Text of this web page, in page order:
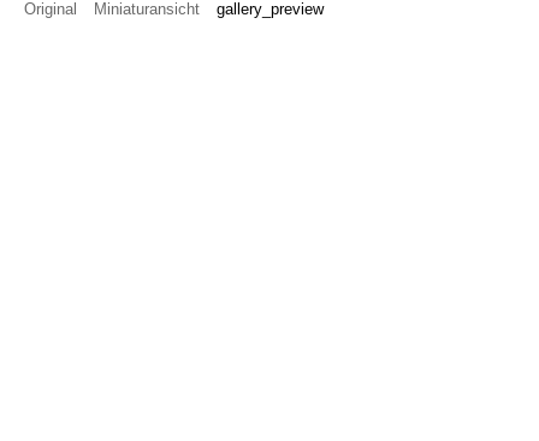
Original
Miniaturansicht gallery_preview